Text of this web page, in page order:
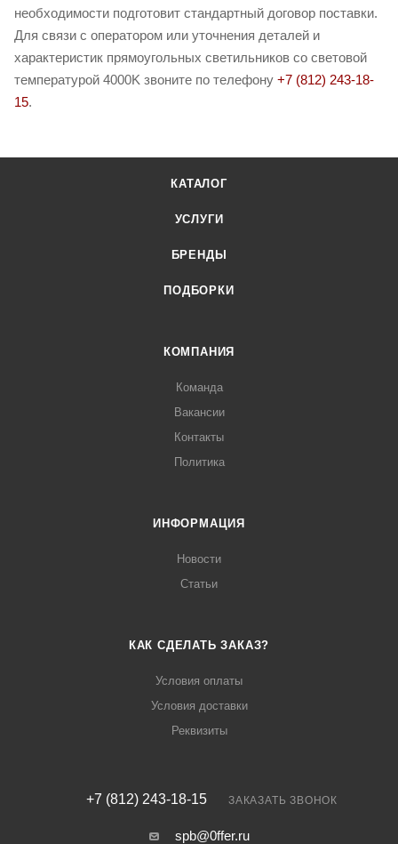
необходимости подготовит стандартный договор поставки.
Для связи с оператором или уточнения деталей и
характеристик прямоугольных светильников со световой
температурой 4000K звоните по телефону +7 (812) 243-18-
15.
КАТАЛОГ
УСЛУГИ
БРЕНДЫ
ПОДБОРКИ
КОМПАНИЯ
Команда
Вакансии
Контакты
Политика
ИНФОРМАЦИЯ
Новости
Статьи
КАК СДЕЛАТЬ ЗАКАЗ?
Условия оплаты
Условия доставки
Реквизиты
+7 (812) 243-18-15 ЗАКАЗАТЬ ЗВОНОК
spb@0ffer.ru